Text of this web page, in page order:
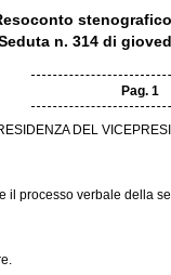
n. 314 di
Pag. 1
DEL
il processo verbale della